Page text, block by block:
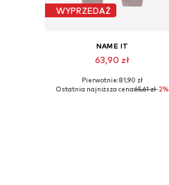
WYPRZEDAŻ
NAME IT
63,90 zł
Dostępne w różnych rozmiarach
Pierwotnie: 81,90 zł
Ostatnia najniższa cena:65,61 zł-2%